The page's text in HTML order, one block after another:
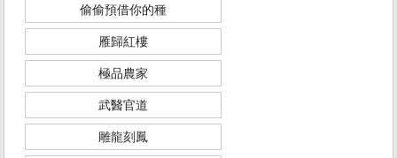
偷偷預借你的種
雁歸紅樓
極品農家
武醫官道
雕龍刻鳳